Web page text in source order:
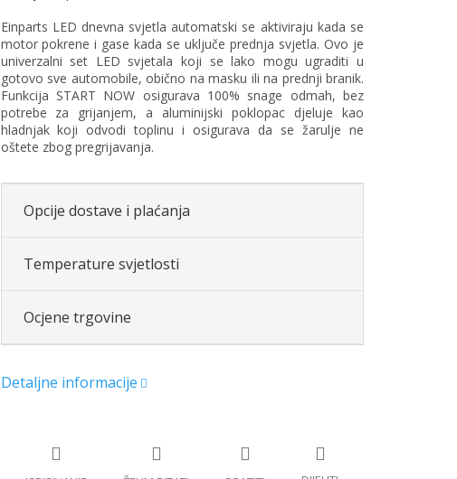
Einparts LED dnevna svjetla automatski se aktiviraju kada se
motor pokrene i gase kada se uključe prednja svjetla. Ovo je
univerzalni set LED svjetala koji se lako mogu ugraditi u
gotovo sve automobile, obično na masku ili na prednji branik.
Funkcija START NOW osigurava 100% snage odmah, bez
potrebe za grijanjem, a aluminijski poklopac djeluje kao
hladnjak koji odvodi toplinu i osigurava da se žarulje ne
oštete zbog pregrijavanja.
Opcije dostave i plaćanja
Temperature svjetlosti
Ocjene trgovine